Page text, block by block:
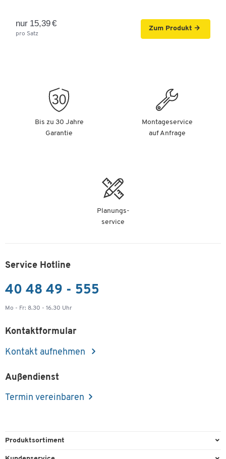
nur 15,39 €
pro Satz
Zum Produkt
Bis zu 30 Jahre
Garantie
Montageservice
auf Anfrage
Planungs-
service
Service Hotline
40 48 49 - 555
Mo - Fr: 8.30 - 16.30 Uhr
Kontaktformular
Kontakt aufnehmen
Außendienst
Termin vereinbaren
Produktsortiment
Büroausstattung